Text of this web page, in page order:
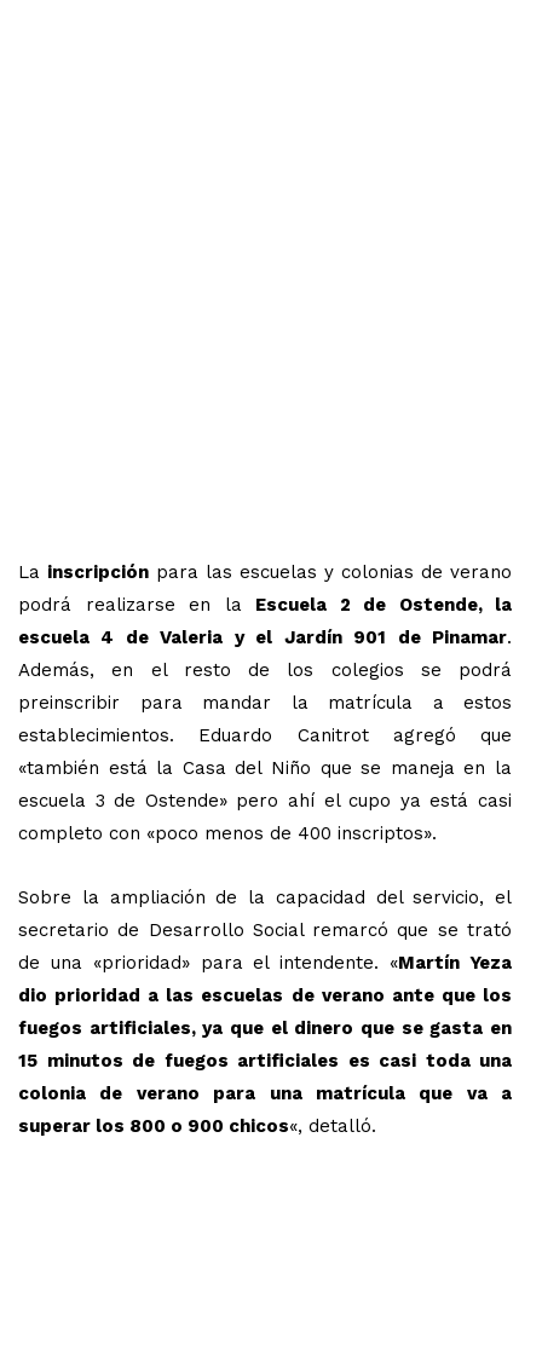
La inscripción para las escuelas y colonias de verano
podrá realizarse en la Escuela 2 de Ostende, la
escuela 4 de Valeria y el Jardín 901 de Pinamar.
Además, en el resto de los colegios se podrá
preinscribir para mandar la matrícula a estos
establecimientos. Eduardo Canitrot agregó que
«también está la Casa del Niño que se maneja en la
escuela 3 de Ostende» pero ahí el cupo ya está casi
completo con «poco menos de 400 inscriptos».
Sobre la ampliación de la capacidad del servicio, el
secretario de Desarrollo Social remarcó que se trató
de una «prioridad» para el intendente. «Martín Yeza
dio prioridad a las escuelas de verano ante que los
fuegos artificiales, ya que el dinero que se gasta en
15 minutos de fuegos artificiales es casi toda una
colonia de verano para una matrícula que va a
superar los 800 o 900 chicos«, detalló.